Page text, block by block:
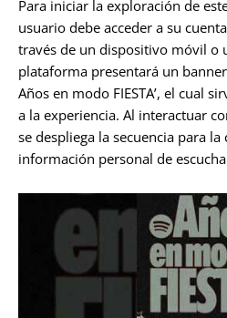
Para iniciar la exploración de
usuario debe acceder a su
través de un dispositivo móvil o
plataforma presentará un
Años en modo FIESTA’, el cual
a la experiencia. Al interactuar
se despliega la secuencia para la
información personal de